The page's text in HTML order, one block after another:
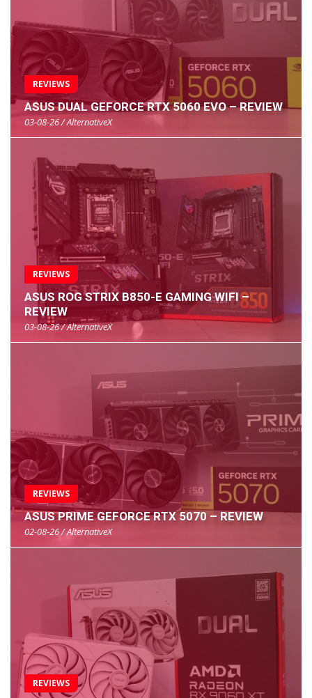
REVIEWS
ASUS DUAL GEFORCE RTX 5060 EVO – REVIEW
03-08-26 / AlternativeX
REVIEWS
ASUS ROG STRIX B850-E GAMING WIFI –
REVIEW
03-08-26 / AlternativeX
REVIEWS
ASUS PRIME GEFORCE RTX 5070 – REVIEW
02-08-26 / AlternativeX
REVIEWS